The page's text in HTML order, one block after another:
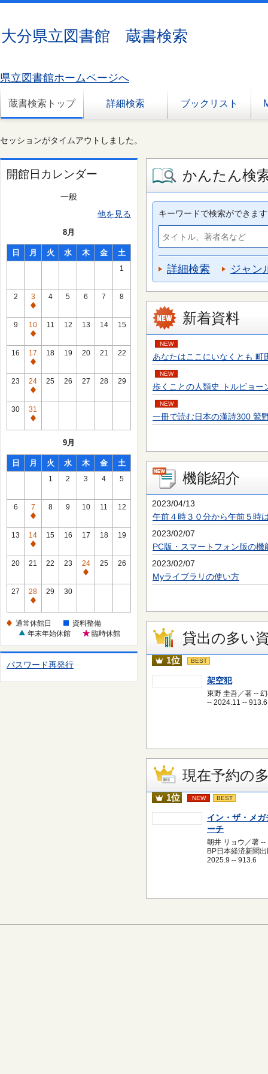
大分県立図書館 蔵書検索
県立図書館ホームページへ
蔵書検索トップ 詳細検索 ブックリスト
セッションがタイムアウトしました。
開館日カレンダー
一般
他を見る
8月
日 月 火 水 木 金 土
1
2
3
通
常
休
館
日
4 5 6 7 8
9
10
通
常
休
館
日
11 12 13 14 15
16
17
通
常
休
館
日
18 19 20 21 22
23
24
通
常
休
館
25 26 27 28 29
30
31
通
館
日
9月
日 月 火 水 木 金 土
1 2 3 4 5
6
7
通
常
休
館
8 9 10 11 12
13
14
通
常
館
日
15 16 17 18 19
20 21 22 23
24
通
館
日
25 26
27
28
通
休
日
29 30
通常休館日
資料整備
年末年始休館
臨時休館
パスワード再発行
かんたん検
キーワードで検索ができます
詳細検索 ジャン
新着資料
NEW
あなたはここにいなくとも
NEW
歩くことの人類史 トルビョ
NEW
一冊で読む日本の漢詩300 鷲
機能紹介
2023/04/13
午前４時３０分から午前５時
2023/02/07
PC版・スマートフォン版の機
2023/02/07
Myライブラリの使い方
貸出の多い
1位 BEST
架空犯
東野 圭吾／著 --
-- 2024.11 -- 913.6
現在予約の
1位 NEW BEST
イン・ザ・メガ
ーチ
朝井 リョウ／著 --
BP日本経済新聞
2025.9 -- 913.6